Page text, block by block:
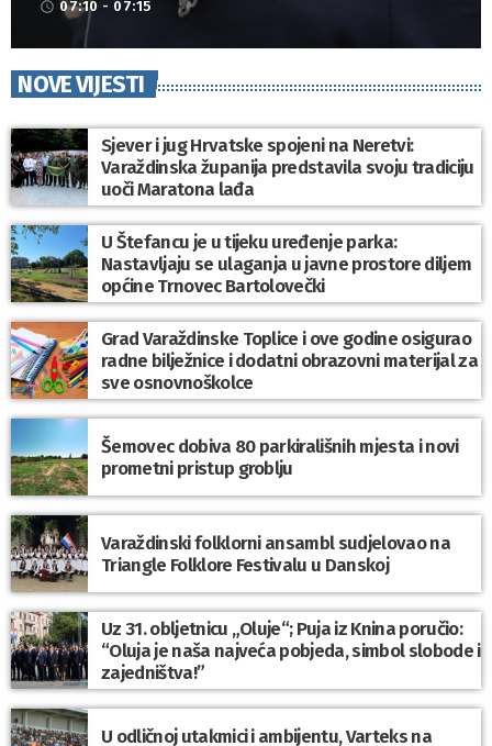
access_time 07:10 - 07:15
NOVE VIJESTI
Sjever i jug Hrvatske spojeni na Neretvi:
Varaždinska županija predstavila svoju tradiciju
uoči Maratona lađa
U Štefancu je u tijeku uređenje parka:
Nastavljaju se ulaganja u javne prostore diljem
općine Trnovec Bartolovečki
Grad Varaždinske Toplice i ove godine osigurao
radne bilježnice i dodatni obrazovni materijal za
sve osnovnoškolce
Šemovec dobiva 80 parkirališnih mjesta i novi
prometni pristup groblju
Varaždinski folklorni ansambl sudjelovao na
Triangle Folklore Festivalu u Danskoj
Uz 31. obljetnicu „Oluje“; Puja iz Knina poručio:
“Oluja je naša najveća pobjeda, simbol slobode i
zajedništva!”
U odličnoj utakmici i ambijentu, Varteks na